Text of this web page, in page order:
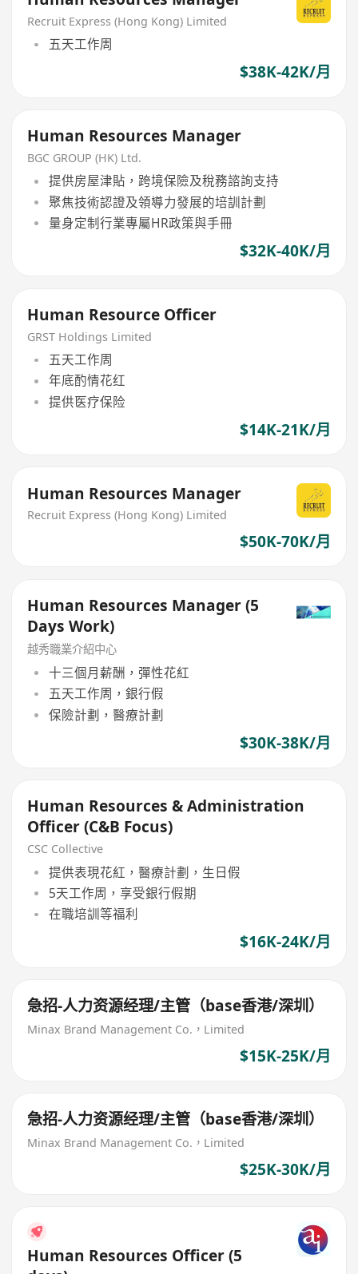
Recruit Express (Hong Kong) Limited
五天工作周
$38K-42K/月
Human Resources Manager
BGC GROUP (HK) Ltd.
提供房屋津貼，跨境保險及稅務諮詢支持
聚焦技術認證及領導力發展的培訓計劃
量身定制行業專屬HR政策與手冊
$32K-40K/月
Human Resource Officer
GRST Holdings Limited
五天工作周
年底酌情花红
提供医疗保险
$14K-21K/月
Human Resources Manager
Recruit Express (Hong Kong) Limited
$50K-70K/月
Human Resources Manager (5
Days Work)
越秀職業介紹中心
十三個月薪酬，彈性花紅
五天工作周，銀行假
保險計劃，醫療計劃
$30K-38K/月
Human Resources & Administration
Officer (C&B Focus)
CSC Collective
提供表現花紅，醫療計劃，生日假
5天工作周，享受銀行假期
在職培訓等福利
$16K-24K/月
急招-人力资源经理/主管（base香港/深圳）
Minax Brand Management Co.，Limited
$15K-25K/月
急招-人力资源经理/主管（base香港/深圳）
Minax Brand Management Co.，Limited
$25K-30K/月
Human Resources Officer (5